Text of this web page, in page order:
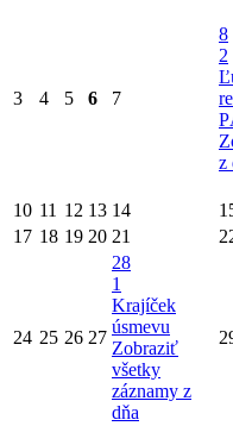
3 4 5 6 7
8
2
z
10 11 12 13 14
17 18 19 20 21
24 25 26 27
28
1
Krajíček
úsmevu
Zobraziť
všetky
záznamy z
dňa